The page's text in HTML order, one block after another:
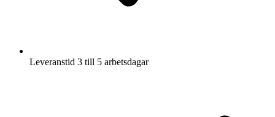
Leveranstid 3 till 5 arbetsdagar